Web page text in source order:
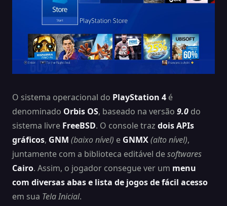
O sistema operacional do PlayStation 4 é
denominado Orbis OS, baseado na versão 9.0 do
sistema livre FreeBSD. O console traz dois APIs
gráficos, GNM (baixo nível) e GNMX(alto nível),
juntamente com a biblioteca editável desoftwares
Cairo. Assim, o jogador consegue ver um menu
com diversas abas e lista de jogos de fácil acesso
em sua Tela Inicial.